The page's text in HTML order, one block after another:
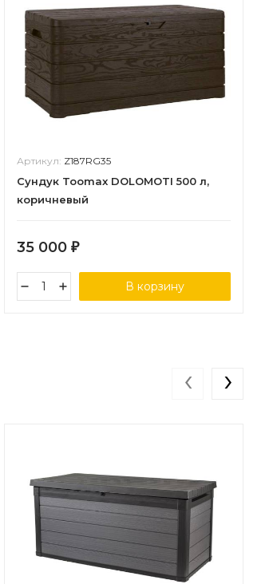
Артикул: Z187RG35
Сундук Toomax DOLOMOTI 500 л,
коричневый
35 000 ₽
В корзину
‹ ›